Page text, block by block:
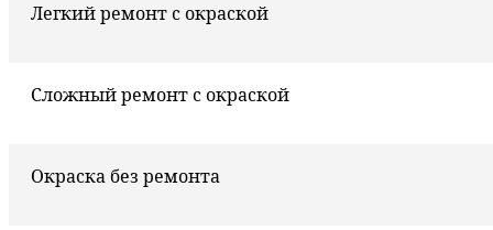
Легкий ремонт с окраской
Сложный ремонт с окраской
Окраска без ремонта